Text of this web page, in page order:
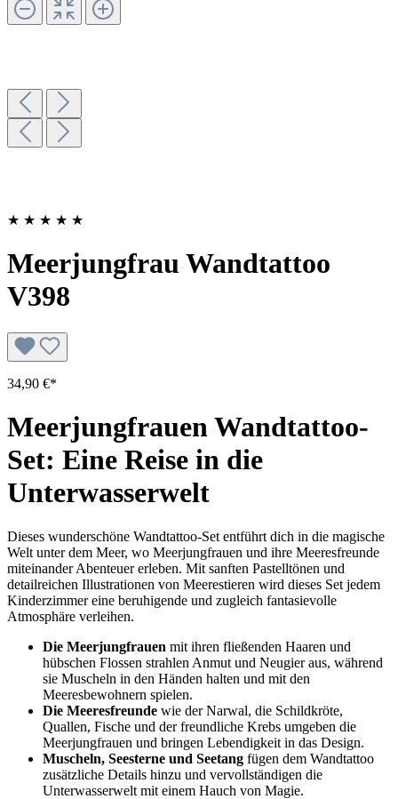
★ ★ ★ ★ ★
Meerjungfrau Wandtattoo
V398
34,90 €*
Meerjungfrauen Wandtattoo-
Set: Eine Reise in die
Unterwasserwelt
Dieses wunderschöne Wandtattoo-Set entführt dich in die magische
Welt unter dem Meer, wo Meerjungfrauen und ihre Meeresfreunde
miteinander Abenteuer erleben. Mit sanften Pastelltönen und
detailreichen Illustrationen von Meerestieren wird dieses Set jedem
Kinderzimmer eine beruhigende und zugleich fantasievolle
Atmosphäre verleihen.
Die Meerjungfrauen mit ihren fließenden Haaren und
hübschen Flossen strahlen Anmut und Neugier aus, während
sie Muscheln in den Händen halten und mit den
Meeresbewohnern spielen.
Die Meeresfreunde wie der Narwal, die Schildkröte,
Quallen, Fische und der freundliche Krebs umgeben die
Meerjungfrauen und bringen Lebendigkeit in das Design.
Muscheln, Seesterne und Seetang fügen dem Wandtattoo
zusätzliche Details hinzu und vervollständigen die
Unterwasserwelt mit einem Hauch von Magie.